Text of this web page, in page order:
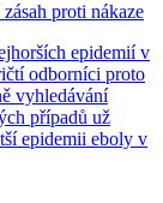
proti nákaze
epidemií v
odborníci proto
vyhledávání
případů už
epidemii eboly v